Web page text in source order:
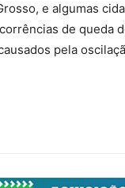
e algumas
de queda
pela